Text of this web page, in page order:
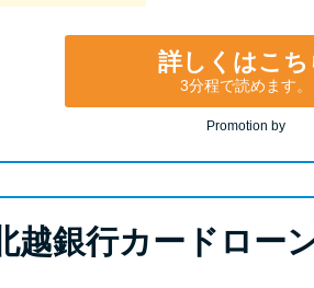
詳しくはこち
3分程で読めます。
Promotion by
越銀行カードロー